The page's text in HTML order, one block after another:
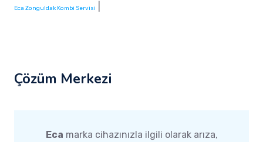
Eca Zonguldak Kombi Servisi
Çözüm Merkezi
Eca marka cihazınızla ilgili olarak arıza,